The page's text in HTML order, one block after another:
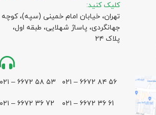
کلیک کنید:
تهران، خیابان امام خمینی (سپه)، کوچه
جهانگردی،‌ پاساژ شهلایی، طبقه اول،
پلاک ۲۴
۵۶ ۸۴ ۶۶۷۲ – ۰۲۱
61 36 ۶۶۷۲ – ۰۲۱
۵۳ ۵۸ ۶۶۷۲ – ۰۲۱
72 36 ۶۶۷۲ – ۰۲۱